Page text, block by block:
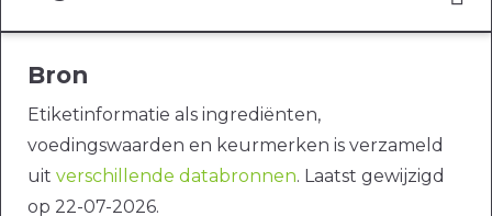
Bron
Etiketinformatie als ingrediënten,
voedingswaarden en keurmerken is verzameld
uit verschillende databronnen. Laatst gewijzigd
op 22-07-2026.